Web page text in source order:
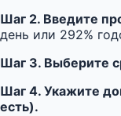
Шаг 2. Введите
день или 292%
Шаг 3. Выберите
Шаг 4. Укажите
есть).